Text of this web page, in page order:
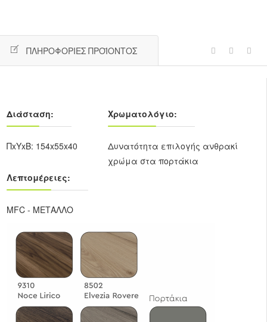
ΠΛΗΡΟΦΟΡΊΕΣ ΠΡΟΪΌΝΤΟΣ
Διάσταση:
ΠxΥxΒ: 154x55x40
Λεπτομέρειες:
MFC - ΜΕΤΑΛΛΟ
Χρωματολόγιο:
Δυνατότητα επιλογής ανθρακί
χρώμα στα πορτάκια